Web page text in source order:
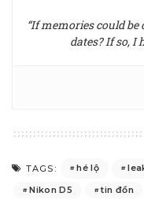
“If memories could
dates? If so, I
TAGS: hé lộ
Nikon D5
tin đồn